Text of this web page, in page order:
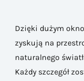
Dzięki dużym
zyskują na
naturalnego
Każdy szczegół